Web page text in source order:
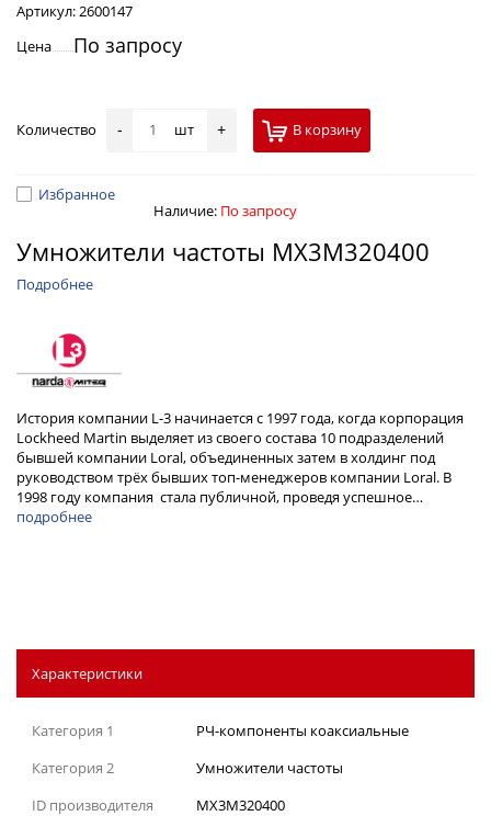
Артикул:2600147
Цена
По запросу
Количество - шт + В корзину
Избранное
Наличие: По запросу
Умножители частоты MX3M320400
Подробнее
История компании L-3 начинается с 1997 года, когда корпорация
Lockheed Martin выделяет из своего состава 10 подразделений
бывшей компании Loral, объединенных затем в холдинг под
руководством трёх бывших топ-менеджеров компании Loral. В
1998 году компания стала публичной, проведя успешное…
подробнее
Характеристики
Категория 1
РЧ-компоненты коаксиальные
Категория 2
Умножители частоты
ID производителя
MX3M320400